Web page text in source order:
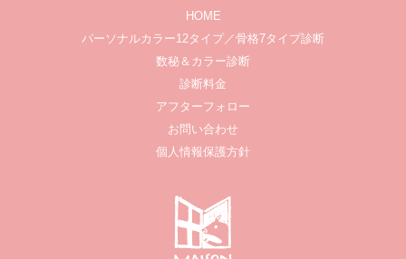
HOME
パーソナルカラー12タイプ／骨格7タイプ診断
数秘＆カラー診断
診断料金
アフターフォロー
お問い合わせ
個人情報保護方針